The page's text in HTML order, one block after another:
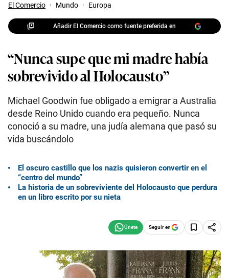
El Comercio · Mundo · Europa
Añadir El Comercio como fuente preferida en
“Nunca supe que mi madre había
sobrevivido al Holocausto”
Michael Goodwin fue obligado a emigrar a Australia
desde Reino Unido cuando era pequeño. Nunca
conoció a su madre, una judía alemana que pasó su
vida buscándolo
El oscuro castillo que los nazis quisieron convertir en el
“centro del mundo”
La historia de un sobreviviente del Holocausto que perdura
en un libro escrito por su nieta
Seguir en